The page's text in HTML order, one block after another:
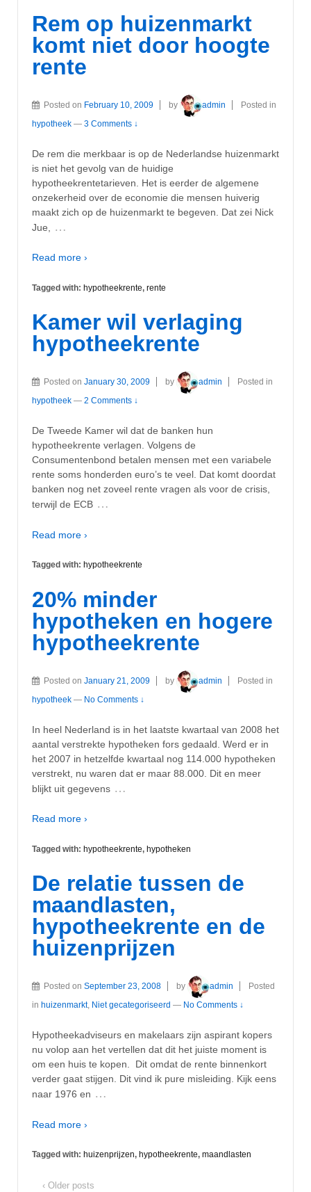
Rem op huizenmarkt
komt niet door hoogte
rente
Posted on February 10, 2009 by admin
Posted in
hypotheek — 3 Comments ↓
De rem die merkbaar is op de Nederlandse huizenmarkt
is niet het gevolg van de huidige
hypotheekrentetarieven. Het is eerder de algemene
onzekerheid over de economie die mensen huiverig
maakt zich op de huizenmarkt te begeven. Dat zei Nick
Jue,
…
Read more ›
Tagged with: hypotheekrente, rente
Kamer wil verlaging
hypotheekrente
Posted on January 30, 2009 by admin
Posted in
hypotheek — 2 Comments ↓
De Tweede Kamer wil dat de banken hun
hypotheekrente verlagen. Volgens de
Consumentenbond betalen mensen met een variabele
rente soms honderden euro’s te veel. Dat komt doordat
banken nog net zoveel rente vragen als voor de crisis,
terwijl de ECB …
Read more ›
Tagged with: hypotheekrente
20% minder
hypotheken en hogere
hypotheekrente
Posted on January 21, 2009 by admin
Posted in
hypotheek — No Comments ↓
In heel Nederland is in het laatste kwartaal van 2008 het
aantal verstrekte hypotheken fors gedaald. Werd er in
het 2007 in hetzelfde kwartaal nog 114.000 hypotheken
verstrekt, nu waren dat er maar 88.000. Dit en meer
blijkt uit gegevens …
Read more ›
Tagged with: hypotheekrente, hypotheken
De relatie tussen de
maandlasten,
hypotheekrente en de
huizenprijzen
Posted on September 23, 2008 by admin
Posted
in huizenmarkt, Niet gecategoriseerd — No Comments ↓
Hypotheekadviseurs en makelaars zijn aspirant kopers
nu volop aan het vertellen dat dit het juiste moment is
om een huis te kopen. Dit omdat de rente binnenkort
verder gaat stijgen. Dit vind ik pure misleiding. Kijk eens
naar 1976 en …
Read more ›
Tagged with: huizenprijzen, hypotheekrente, maandlasten
‹ Older posts